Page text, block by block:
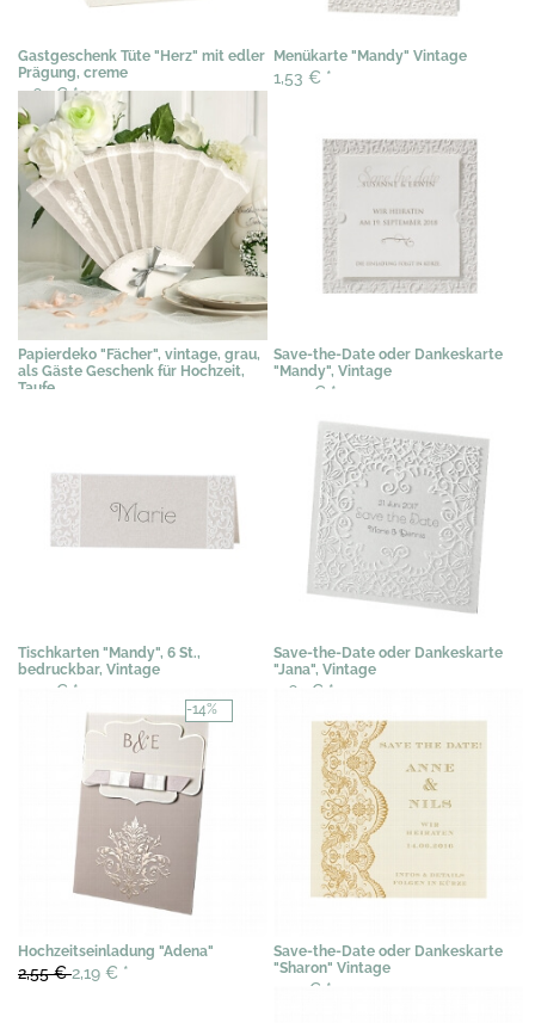
Gastgeschenk Tüte "Herz" mit edler
Prägung, creme
0,67 €*
Menükarte "Mandy" Vintage
1,53 € *
Papierdeko "Fächer", vintage, grau,
als Gäste Geschenk für Hochzeit,
Taufe
Save-the-Date oder Dankeskarte
"Mandy", Vintage
0,40 € *
Tischkarten "Mandy", 6 St.,
bedruckbar, Vintage
3,07 € *
Save-the-Date oder Dankeskarte
"Jana", Vintage
0,67 € *
-14%
Hochzeitseinladung "Adena"
2,55 €2,19 € *
Save-the-Date oder Dankeskarte
"Sharon" Vintage
0,71 € *